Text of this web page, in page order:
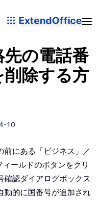
ExtendOffice
の電話番
除する方
10
前にある「ビジネス」／
ィールドのボタンをクリ
確認ダイアログボックス
動的に国番号が追加され